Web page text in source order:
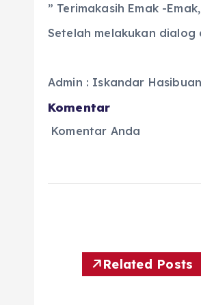
” Terimakasih Emak -
Setelah melakukan dialog
Admin : Iskandar Hasibuan
Komentar
Komentar Anda
Related Posts